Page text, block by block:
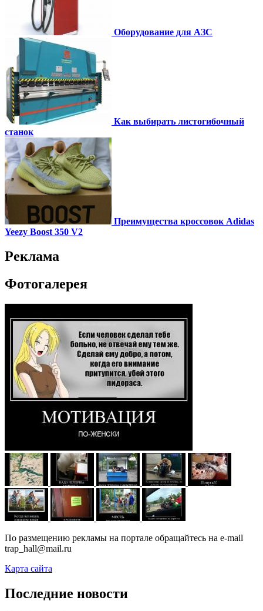
Оборудование для АЗС
Как выбирать листогибочный
станок
Преимущества кроссовок Adidas
Yeezy Boost 350 V2
Реклама
Фотогалерея
По размещению рекламы на портале обращайтесь на e-mail
trap_hall@mail.ru
Карта сайта
Последние новости